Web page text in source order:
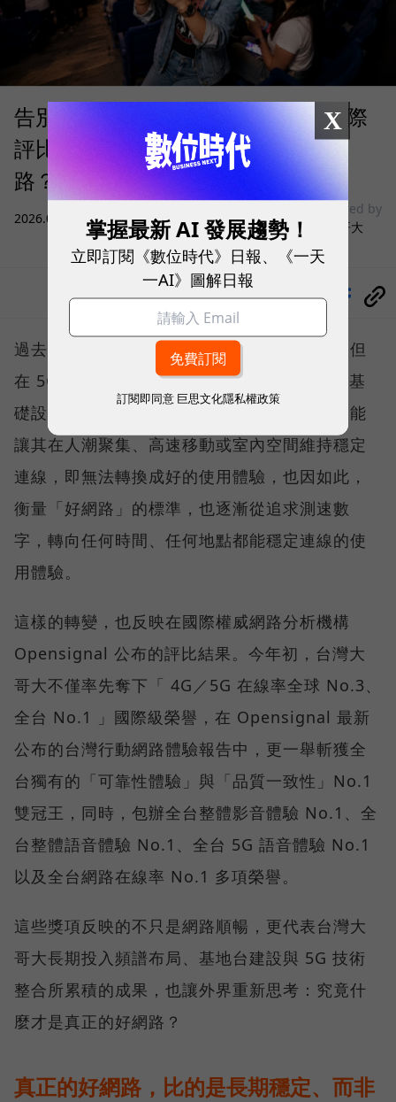
告別「極速迷思」！Opensignal 國際
評比揭密：什麼才是 5G 時代的好網
路？
2026.08.03 3C生活
sponsored by
台灣大哥大
分享
過去，下載速度是評價電信服務的重要指標，但
在 5G 成為工作、娛樂、生活不可或缺的數位基
礎設施後，消費者發現，再快的網速，如果不能
讓其在人潮聚集、高速移動或室內空間維持穩定
連線，即無法轉換成好的使用體驗，也因如此，
衡量「好網路」的標準，也逐漸從追求測速數
字，轉向任何時間、任何地點都能穩定連線的使
用體驗。
這樣的轉變，也反映在國際權威網路分析機構
Opensignal 公布的評比結果。今年初，台灣大
哥大不僅率先奪下「 4G／5G 在線率全球 No.3、
全台 No.1 」國際級榮譽，在 Opensignal 最新
公布的台灣行動網路體驗報告中，更一舉斬獲全
台獨有的「可靠性體驗」與「品質一致性」No.1
雙冠王，同時，包辦全台整體影音體驗 No.1、全
台整體語音體驗 No.1、全台 5G 語音體驗 No.1
以及全台網路在線率 No.1 多項榮譽。
這些獎項反映的不只是網路順暢，更代表台灣大
哥大長期投入頻譜布局、基地台建設與 5G 技術
整合所累積的成果，也讓外界重新思考：究竟什
麼才是真正的好網路？
真正的好網路，比的是長期穩定、而非
X
掌握最新 AI 發展趨勢！
立即訂閱《數位時代》日報、《一天
一AI》圖解日報
訂閱即同意 巨思文化隱私權政策